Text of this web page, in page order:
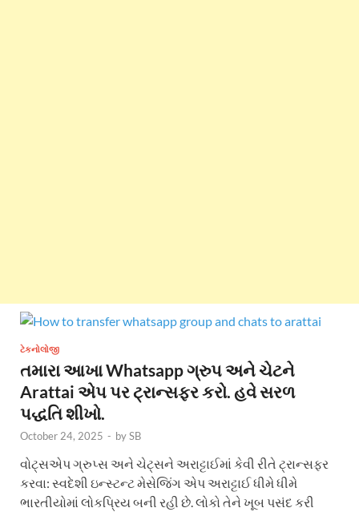
ટેકનોલોજી
તમારા આખા Whatsapp ગ્રુપ અને ચેટને
Arattai એપ પર ટ્રાન્સફર કરો. હવે સરળ
પદ્ધતિ શીખો.
October 24, 2025 - bySB
વોટ્સએપ ગ્રુપ્સ અને ચેટ્સને અરાટ્ટાઈમાં કેવી રીતે ટ્રાન્સફર
કરવા: સ્વદેશી ઇન્સ્ટન્ટ મેસેજિંગ એપ અરાટ્ટાઈ ધીમે ધીમે
ભારતીયોમાં લોકપ્રિય બની રહી છે. લોકો તેને ખૂબ પસંદ કરી